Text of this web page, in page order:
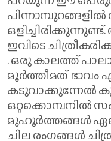
ഇവിടെ
. ഒരു കാലത്ത്
മൂർത്തീമത് ഭാവം
കടുവാക്കുന്നേൽ
ഒറ്റക്കൊമ്പനിൽ
മുഹൂർത്തങ്ങൾ
ചില രംഗങ്ങൾ